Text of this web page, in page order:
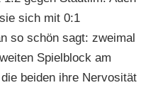
sich mit 0:1
so schön sagt: zweimal
Spielblock am
beiden ihre Nervosität